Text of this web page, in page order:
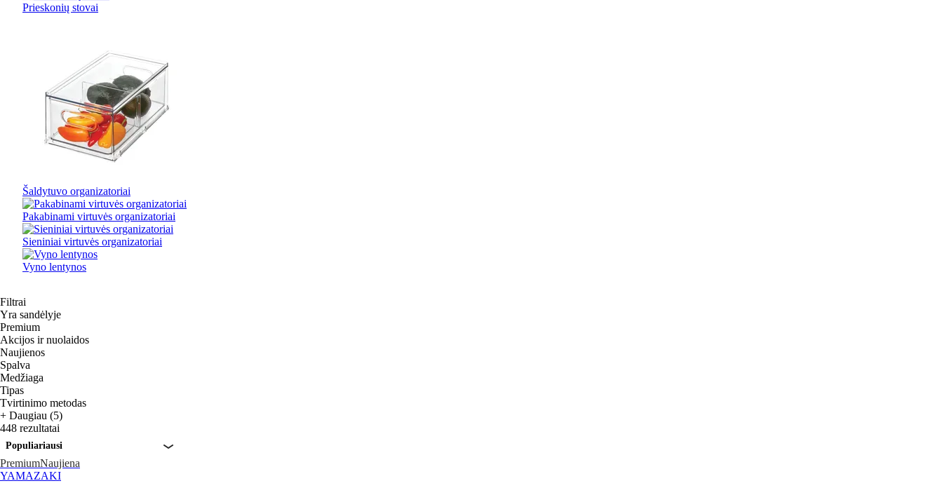
Prieskonių stovai
Šaldytuvo organizatoriai
Pakabinami virtuvės organizatoriai
Sieniniai virtuvės organizatoriai
Vyno lentynos
Filtrai
Yra sandėlyje
Premium
Akcijos ir nuolaidos
Naujienos
Spalva
Medžiaga
Tipas
Tvirtinimo metodas
+ Daugiau (5)
448 rezultatai
Populiariausi
PremiumNaujiena
YAMAZAKI